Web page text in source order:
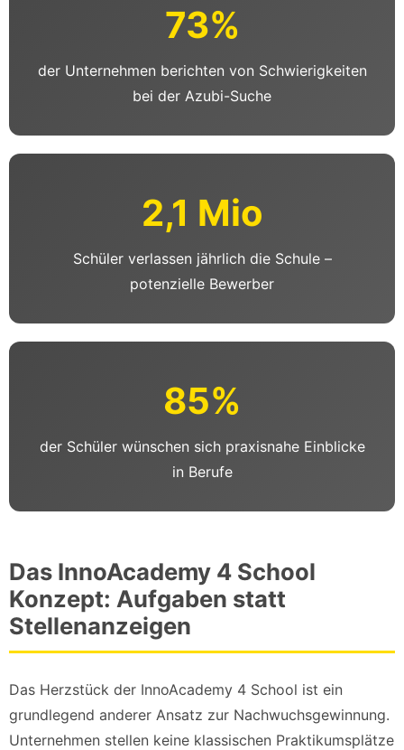
73%
der Unternehmen berichten von Schwierigkeiten
bei der Azubi-Suche
2,1 Mio
Schüler verlassen jährlich die Schule –
potenzielle Bewerber
85%
der Schüler wünschen sich praxisnahe Einblicke
in Berufe
Das InnoAcademy 4 School
Konzept: Aufgaben statt
Stellenanzeigen
Das Herzstück der InnoAcademy 4 School ist ein
grundlegend anderer Ansatz zur Nachwuchsgewinnung.
Unternehmen stellen keine klassischen Praktikumsplätze